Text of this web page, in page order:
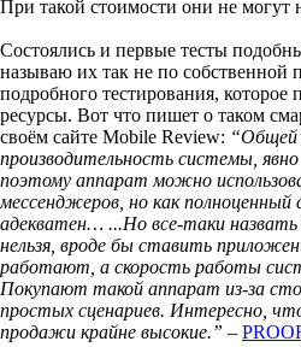
При такой стоимости они не могут
Состоялись и первые тесты
называю их так не по собственной
подробного тестирования,
ресурсы. Вот что пишет о таком
своём сайте Mobile Review: “Общей
производительность системы,
поэтому аппарат можно
мессенджеров, но как
адекватен… ...Но все-таки
нельзя, вроде бы ставить
работают, а скорость работы
Покупают такой аппарат из-за
простых сценариев. Интересно,
продажи крайне высокие.” –